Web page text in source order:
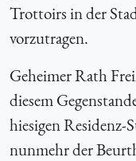
Trottoirs in der
vorzutragen.
Geheimer Rath
diesem
hiesigen Residenz-
nunmehr der